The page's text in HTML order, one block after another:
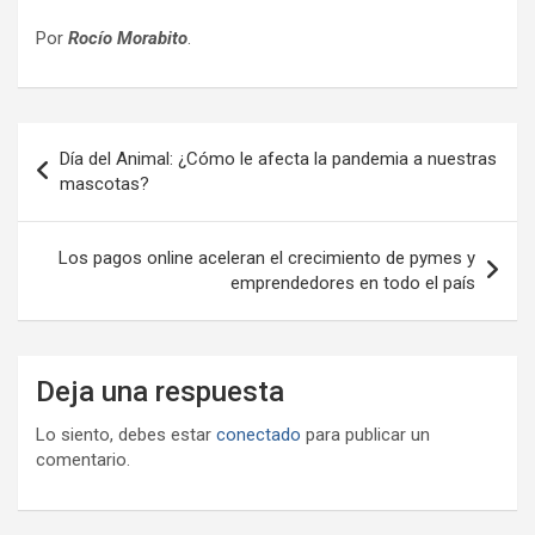
Por Rocío Morabito.
de
entradas
Día del Animal: ¿Cómo le afecta la pandemia a nuestras
mascotas?
Los pagos online aceleran el crecimiento de pymes y
emprendedores en todo el país
Deja una respuesta
Lo siento, debes estar conectado para publicar un
comentario.